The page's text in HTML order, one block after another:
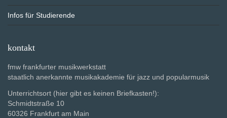
Infos für Studierende
kontakt
fmw frankfurter musikwerkstatt
staatlich anerkannte musikakademie für jazz und popularmusik
Unterrichtsort (hier gibt es keinen Briefkasten!):
Schmidtstraße 10
60326 Frankfurt am Main